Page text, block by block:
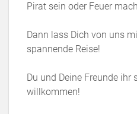
Pirat sein oder Feuer
Dann lass Dich von uns
spannende Reise!
Du und Deine Freunde ihr
willkommen!